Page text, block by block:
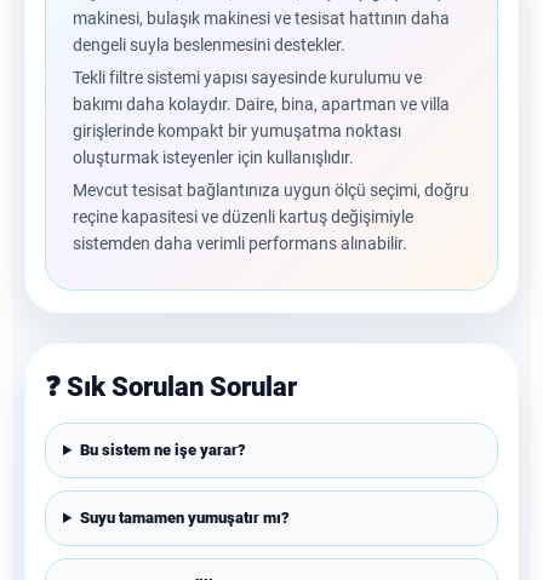
makinesi, bulaşık makinesi ve tesisat hattının daha
dengeli suyla beslenmesini destekler.
Tekli filtre sistemi yapısı sayesinde kurulumu ve
bakımı daha kolaydır. Daire, bina, apartman ve villa
girişlerinde kompakt bir yumuşatma noktası
oluşturmak isteyenler için kullanışlıdır.
Mevcut tesisat bağlantınıza uygun ölçü seçimi, doğru
reçine kapasitesi ve düzenli kartuş değişimiyle
sistemden daha verimli performans alınabilir.
❓ Sık Sorulan Sorular
Bu sistem ne işe yarar?
Suyu tamamen yumuşatır mı?